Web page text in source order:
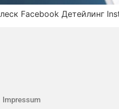
Facebook Детейлинг
Impressum